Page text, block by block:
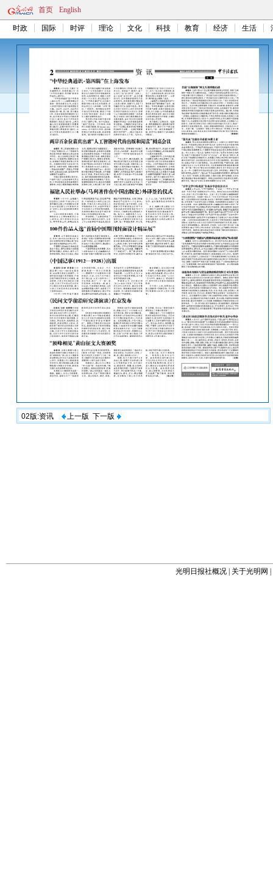
首页 English
时政 国际 时评 理论 文化 科技 教育 经济 生活
02版:资讯 上一版 下一版
光明日报社概况 关于光明网